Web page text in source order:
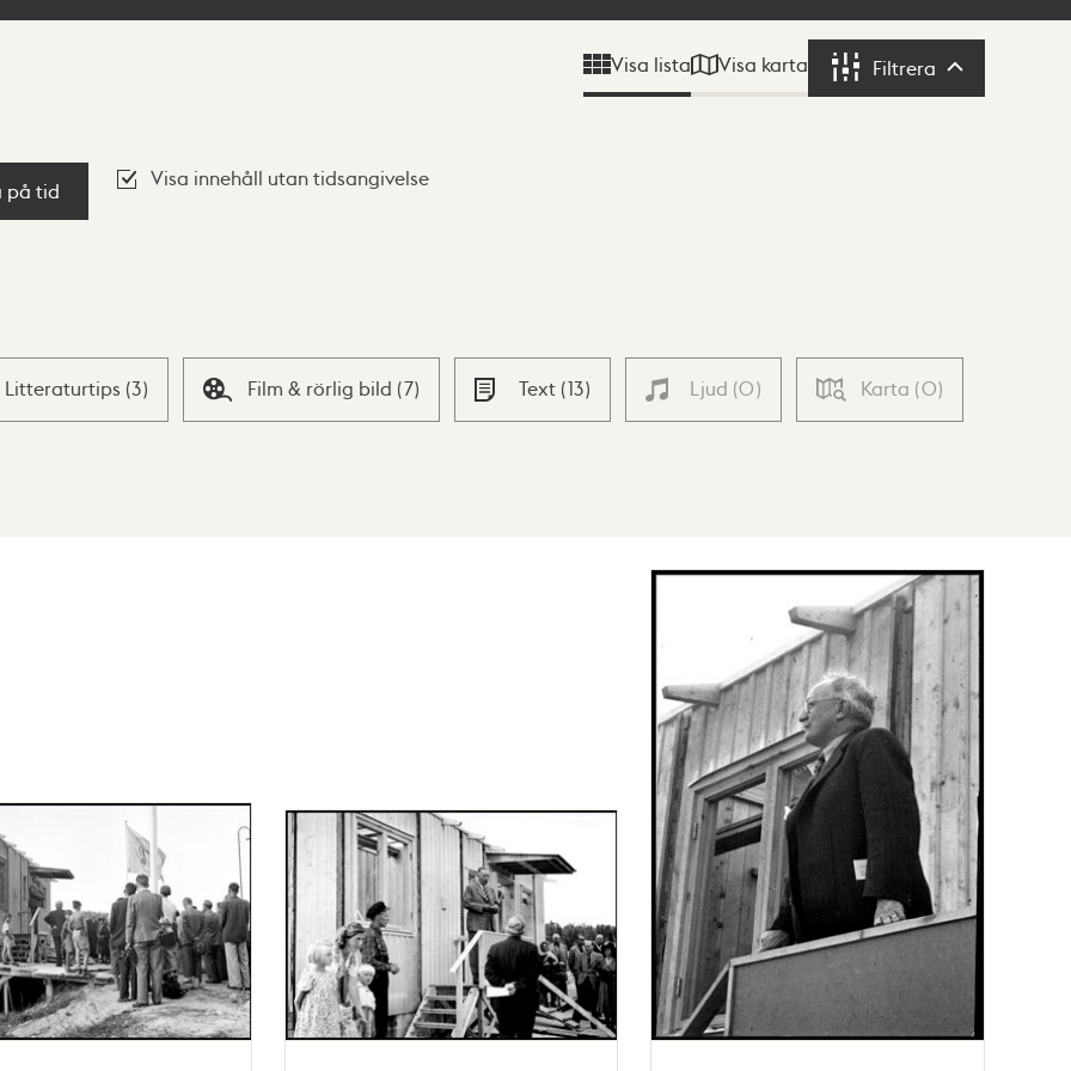
Visa lista Visa karta Filtrera Filtrera
på tid
Visa innehåll utan tidsangivelse
Litteraturtips (3) Film & rörlig bild (7) Text (13) Ljud (0) Karta (0)